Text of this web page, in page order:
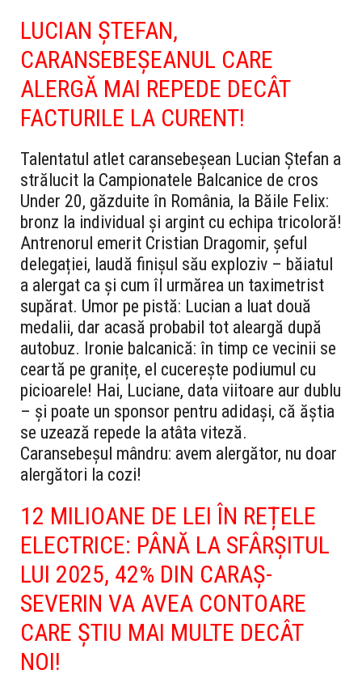
LUCIAN ȘTEFAN,
CARANSEBEȘEANUL CARE
ALERGĂ MAI REPEDE DECÂT
FACTURILE LA CURENT!
Talentatul atlet caransebeșean Lucian Ștefan a
strălucit la Campionatele Balcanice de cros
Under 20, găzduite în România, la Băile Felix:
bronz la individual și argint cu echipa tricoloră!
Antrenorul emerit Cristian Dragomir, șeful
delegației, laudă finișul său exploziv – băiatul
a alergat ca și cum îl urmărea un taximetrist
supărat. Umor pe pistă: Lucian a luat două
medalii, dar acasă probabil tot aleargă după
autobuz. Ironie balcanică: în timp ce vecinii se
ceartă pe granițe, el cucerește podiumul cu
picioarele! Hai, Luciane, data viitoare aur dublu
– și poate un sponsor pentru adidași, că ăștia
se uzează repede la atâta viteză.
Caransebeșul mândru: avem alergător, nu doar
alergători la cozi!
12 MILIOANE DE LEI ÎN REȚELE
ELECTRICE: PÂNĂ LA SFÂRȘITUL
LUI 2025, 42% DIN CARAȘ-
SEVERIN VA AVEA CONTOARE
CARE ȘTIU MAI MULTE DECÂT
NOI!